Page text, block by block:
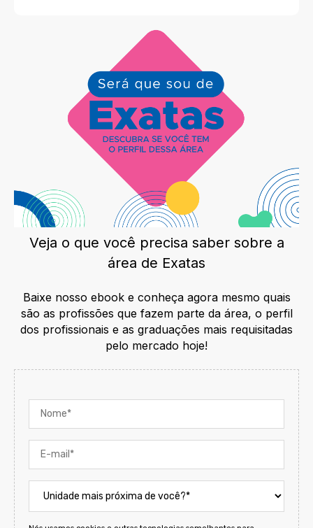
Veja o que você precisa saber sobre a
área de Exatas
Baixe nosso ebook e conheça agora mesmo quais
são as profissões que fazem parte da área, o perfil
dos profissionais e as graduações mais requisitadas
pelo mercado hoje!